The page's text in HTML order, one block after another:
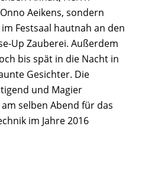
Aeikens, sondern
Festsaal hautnah an den
Up Zauberei. Außerdem
bis spät in die Nacht in
Gesichter. Die
und Magier
selben Abend für das
im Jahre 2016